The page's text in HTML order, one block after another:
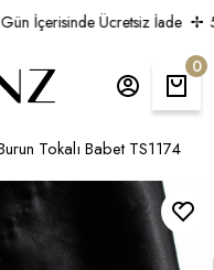
İçerisinde Ücretsiz İade
0
Tokalı Babet TS1174